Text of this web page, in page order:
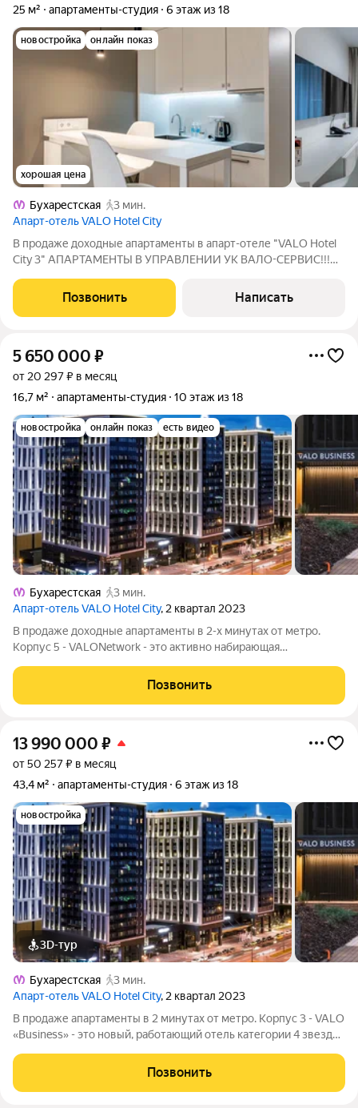
25 м² апартаменты-студия 6 этаж из 18
новостройка онлайн показ
хорошая цена
Бухарестская
3 мин.
Апарт-отель VALO Hotel City
В продаже доходные апартаменты в апарт-отеле "VALO Hotel
City 3" АПАРТАМЕНТЫ В УПРАВЛЕНИИ УК ВАЛО-СЕРВИС!!!
В продже несколько апартаментов. Студия от 24,4 м2 до 25,8
м2 Стабильный ежемесячный доход В
Позвонить Написать
5 650 000 ₽
от 20 297 ₽ в месяц
16,7 м²
апартаменты-студия 10 этаж из 18
новостройка онлайн показ есть видео
Бухарестская
3 мин.
Апарт-отель VALO Hotel City, 2 квартал 2023
В продаже доходные апартаменты в 2-х минутах от метро.
Корпус 5 - VALONetwork - это активно набирающая
функциональным наполнением и ярким дизайном,
предназначенные в большей степени под
Позвонить
13 990 000 ₽
от 50 257 ₽ в месяц
43,4 м²
апартаменты-студия 6 этаж из 18
новостройка
3D-тур
Бухарестская
3 мин.
Апарт-отель VALO Hotel City, 2 квартал 2023
В продаже апартаменты в 2 минутах от метро. Корпус 3 - VALO
«Business» - это новый, работающий отель категории 4 звезды
удобны как для краткосрочной, так и долгосрочной аренды, а
значит будут
Позвонить